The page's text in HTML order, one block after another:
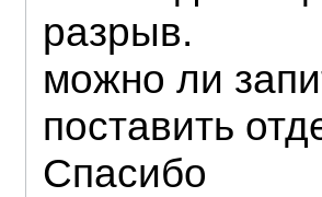
разрыв.
можно ли
поставить
Спасибо